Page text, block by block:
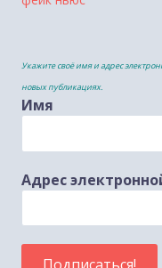
Укажите своё имя и адрес
новых публикациях.
Имя
Адрес